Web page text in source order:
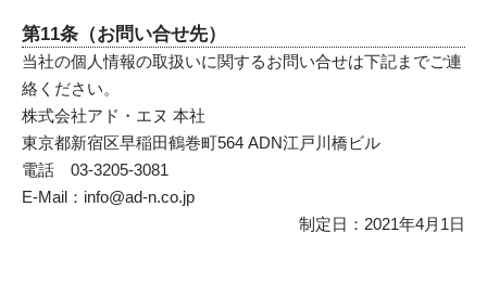
第11条（お問い合せ先）
当社の個人情報の取扱いに関するお問い合せは下記までご連
絡ください。
株式会社アド・エヌ 本社
東京都新宿区早稲田鶴巻町564 ADN江戸川橋ビル
電話 03-3205-3081
E-Mail：info@ad-n.co.jp
制定日：2021年4月1日